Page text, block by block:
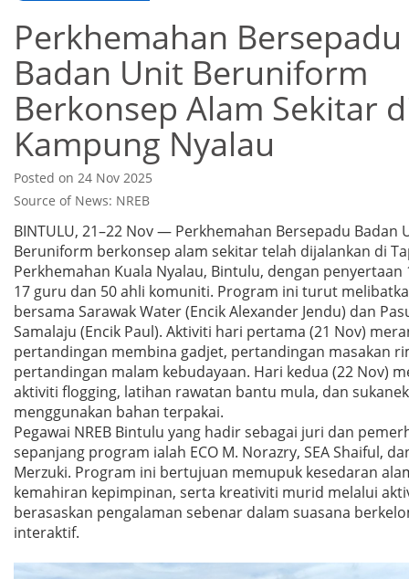
Perkhemahan Bersepadu
Badan Unit Beruniform
Berkonsep Alam Sekitar
Kampung Nyalau
Posted on 24 Nov 2025
Source of News: NREB
BINTULU, 21–22 Nov — Perkhemahan Bersepadu Badan
Beruniform berkonsep alam sekitar telah dijalankan di
Perkhemahan Kuala Nyalau, Bintulu, dengan penyertaan
17 guru dan 50 ahli komuniti. Program ini turut
bersama Sarawak Water (Encik Alexander Jendu) dan
Samalaju (Encik Paul). Aktiviti hari pertama (21 Nov)
pertandingan membina gadjet, pertandingan masakan
pertandingan malam kebudayaan. Hari kedua (22 Nov)
aktiviti flogging, latihan rawatan bantu mula, dan
menggunakan bahan terpakai.
Pegawai NREB Bintulu yang hadir sebagai juri dan
sepanjang program ialah ECO M. Norazry, SEA Shaiful,
Merzuki. Program ini bertujuan memupuk kesedaran
kemahiran kepimpinan, serta kreativiti murid melalui
berasaskan pengalaman sebenar dalam suasana
interaktif.